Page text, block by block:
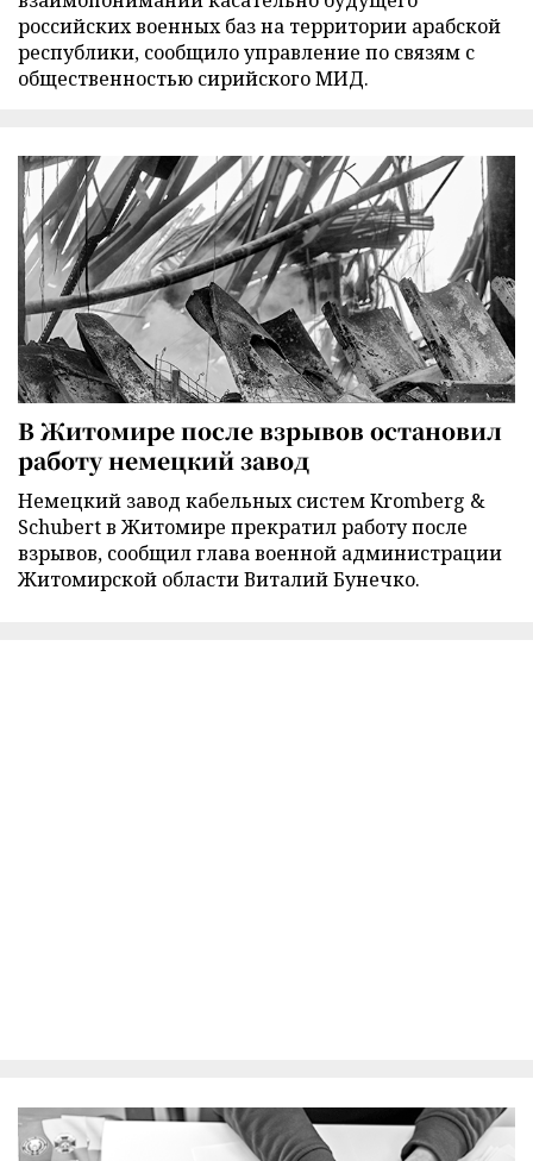
российских военных баз на территории арабской
республики, сообщило управление по связям с
общественностью сирийского МИД.
В Житомире после взрывов остановил
работу немецкий завод
Немецкий завод кабельных систем Kromberg &
Schubert в Житомире прекратил работу после
взрывов, сообщил глава военной администрации
Житомирской области Виталий Бунечко.